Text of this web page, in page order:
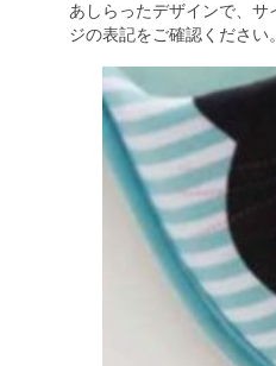
あしらったデザインで、サ
ジの表記をご確認ください。